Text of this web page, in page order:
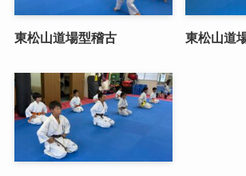
東松山道場型稽古 東松山道